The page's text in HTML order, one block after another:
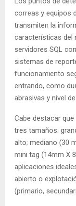
correas y equipos
transmiten la
características del
servidores SQL
sistemas de
funcionamiento
entrando, como
abrasivas y nivel
Cabe destacar
tres tamaños:
alto; mediano (30
mini tag (14mm X
aplicaciones
abierto o
(primario,